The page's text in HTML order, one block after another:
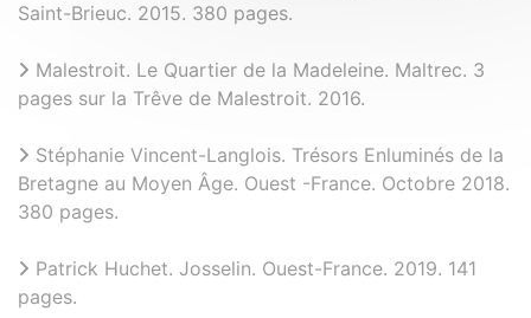
Saint-Brieuc. 2015. 380 pages.
Malestroit. Le Quartier de la Madeleine. Maltrec. 3
pages sur la Trêve de Malestroit. 2016.
Stéphanie Vincent-Langlois. Trésors Enluminés de la
Bretagne au Moyen Âge. Ouest -France. Octobre 2018.
380 pages.
Patrick Huchet. Josselin. Ouest-France. 2019. 141
pages.